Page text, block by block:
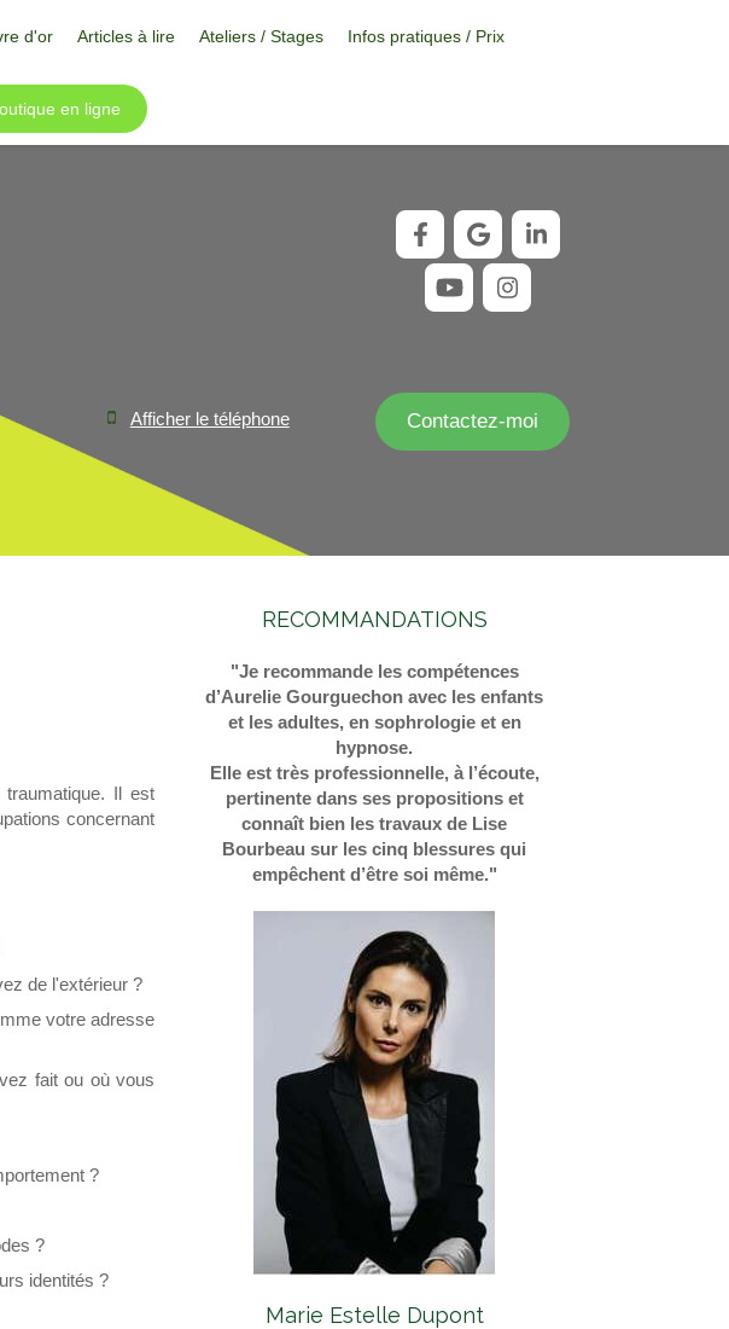
d'or Articles à lire Ateliers / Stages Infos pratiques / Prix
en ligne
Contactez-moi
Afficher le téléphone
Il est
concernant
de l'extérieur ?
votre adresse
fait ou où vous
?
?
identités ?
RECOMMANDATIONS
"Je recommande les compétences
d’Aurelie Gourguechon avec les enfants
et les adultes, en sophrologie et en
hypnose.
Elle est très professionnelle, à l’écoute,
pertinente dans ses propositions et
connaît bien les travaux de Lise
Bourbeau sur les cinq blessures qui
empêchent d’être soi même."
Marie Estelle Dupont